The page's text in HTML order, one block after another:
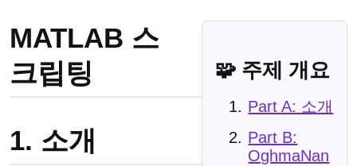
🧩 주제 개요
Part A: 소개
Part B:
OghmaNan
MATLAB 스
크립팅
1. 소개